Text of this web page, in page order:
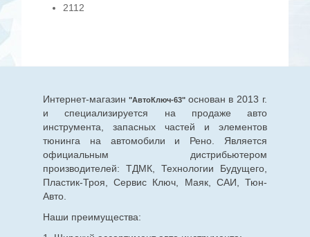
2112
Интернет-магазин "АвтоКлюч-63" основан в 2013 г.
и специализируется на продаже авто
инструмента, запасных частей и элементов
тюнинга на автомобили и Рено. Является
официальным дистрибьютером
производителей: ТДМК, Технологии Будущего,
Пластик-Троя, Сервис Ключ, Маяк, САИ, Тюн-
Авто.
Наши преимущества: